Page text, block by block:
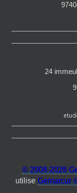
24
© 2008-2026
utilise Gemarcur